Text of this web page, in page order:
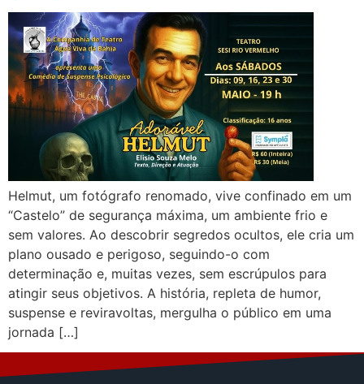
Helmut, um fotógrafo renomado, vive confinado em um
“Castelo” de segurança máxima, um ambiente frio e
sem valores. Ao descobrir segredos ocultos, ele cria um
plano ousado e perigoso, seguindo-o com
determinação e, muitas vezes, sem escrúpulos para
atingir seus objetivos. A história, repleta de humor,
suspense e reviravoltas, mergulha o público em uma
jornada […]